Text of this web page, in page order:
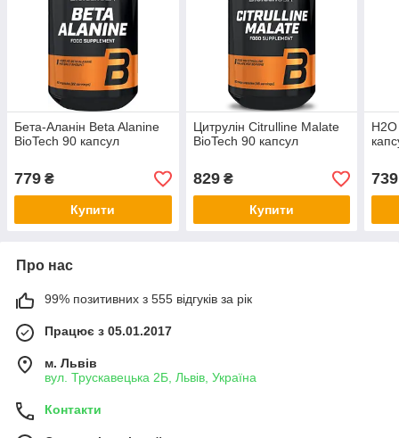
Бета-Аланін Beta Alanine
BioTech 90 капсул
779 ₴
Купити
Цитрулін Citrulline Malate
BioTech 90 капсул
829₴
Купити
739
Про нас
99% позитивних з 555 відгуків за рік
Працює з 05.01.2017
м. Львів
вул. Трускавецька 2Б, Львів, Україна
Контакти